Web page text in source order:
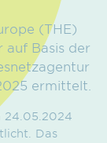
(THE)
auf Basis der
ermittelt.
24.05.2024
Das